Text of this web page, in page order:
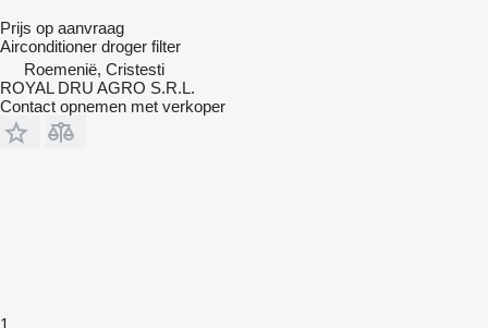
Prijs op aanvraag
Airconditioner droger filter
Roemenië, Cristesti
ROYAL DRU AGRO S.R.L.
Contact opnemen met verkoper
1